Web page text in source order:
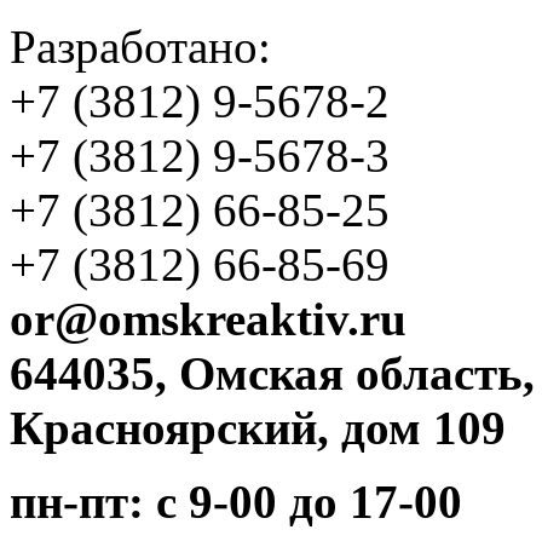
Разработано:
+7 (3812) 9-5678-2
+7 (3812) 9-5678-3
+7 (3812) 66-85-25
+7 (3812) 66-85-69
or@omskreaktiv.ru
644035, Омская
Красноярский, дом 109
пн-пт: с 9-00 до 17-00